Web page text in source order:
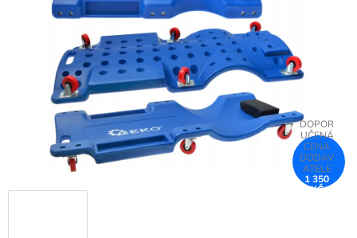
1 350
KČ